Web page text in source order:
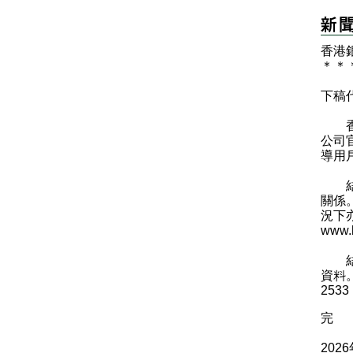
香港
＊
＊
下稿
香
公司
導用
結
關係
況下
結
資料
2533
完
2026